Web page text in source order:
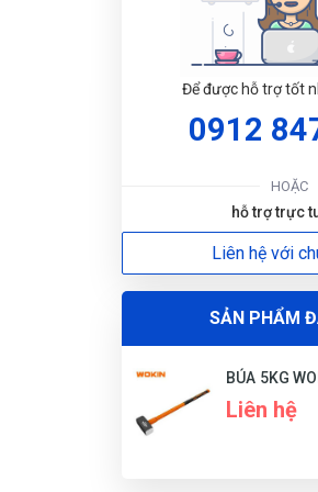
(Đánh giá 1 năm
vụ ok. Nên đến trải ngiệm
MT
Minh Tân
giảm giá là thấy thích rồi
Để được hỗ trợ tốt
0912
HOẶC
hỗ trợ trực
Liên hệ với
SẢN PHẨM
BÚA 5KG
Liên hệ